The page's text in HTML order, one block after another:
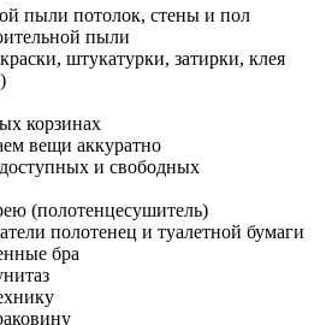
пыли потолок, стены и пол
пыли
штукатурки, затирки, клея
корзинах
вещи аккуратно
и свободных
(полотенцесушитель)
полотенец и туалетной бумаги
бра